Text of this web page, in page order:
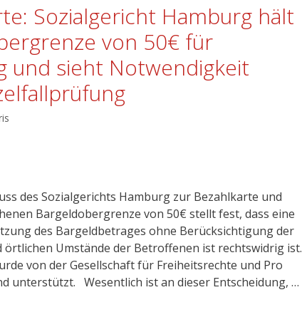
Sozialgericht Hamburg hält
von 50€ für
und sieht Notwendigkeit
des Sozialgerichts Hamburg zur Bezahlkarte und
Bargeldobergrenze von 50€ stellt fest, dass eine
des Bargeldbetrages ohne Berücksichtigung der
örtlichen Umstände der Betroffenen ist rechtswidrig ist.
von der Gesellschaft für Freiheitsrechte und Pro
unterstützt. Wesentlich ist an dieser Entscheidung, …